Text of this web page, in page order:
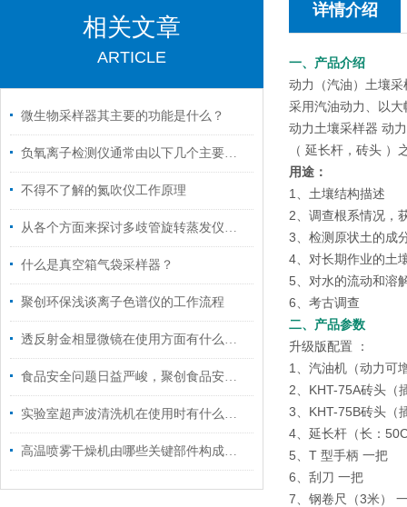
相关文章
ARTICLE
微生物采样器其主要的功能是什么？
负氧离子检测仪通常由以下几个主要部分组成
不得不了解的氮吹仪工作原理
从各个方面来探讨多歧管旋转蒸发仪的技术特点
什么是真空箱气袋采样器？
聚创环保浅谈离子色谱仪的工作流程
透反射金相显微镜在使用方面有什么小技巧吗？
食品安全问题日益严峻，聚创食品安全检测仪来帮您
实验室超声波清洗机在使用时有什么技巧呢？
高温喷雾干燥机由哪些关键部件构成？一篇读懂核心运行逻辑
详情介绍
一、产品介绍
动力（汽油）土壤
采用汽油动力、以
动力土壤采样器 动
（ 延长杆，砖头
用途：
1、土壤结构描述
2、调查根系情况，
3、检测原状土的成
4、对长期作业的土
5、对水的流动和溶
6、考古调查
二、产品参数
升级版配置 ：
1、汽油机（动力可
2、KHT-75A砖头（
3、KHT-75B砖头（
4、延长杆（长：
5、T 型手柄 一把
6、刮刀 一把
7、钢卷尺（3米）